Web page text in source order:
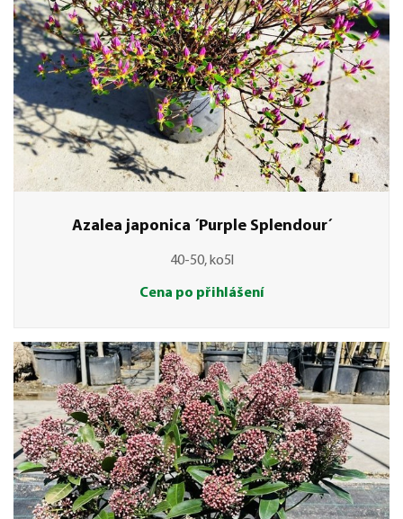
Azalea japonica ´Purple Splendour´
40-50, ko5l
Cena po přihlášení